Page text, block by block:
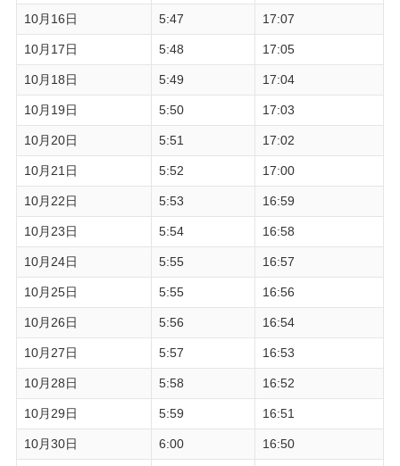
10月16日 5:47 17:07
10月17日 5:48 17:05
10月18日 5:49 17:04
10月19日 5:50 17:03
10月20日 5:51 17:02
10月21日 5:52 17:00
10月22日 5:53 16:59
10月23日 5:54 16:58
10月24日 5:55 16:57
10月25日 5:55 16:56
10月26日 5:56 16:54
10月27日 5:57 16:53
10月28日 5:58 16:52
10月29日 5:59 16:51
10月30日 6:00 16:50